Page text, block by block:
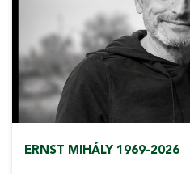
ERNST MIHÁLY 1969-2026